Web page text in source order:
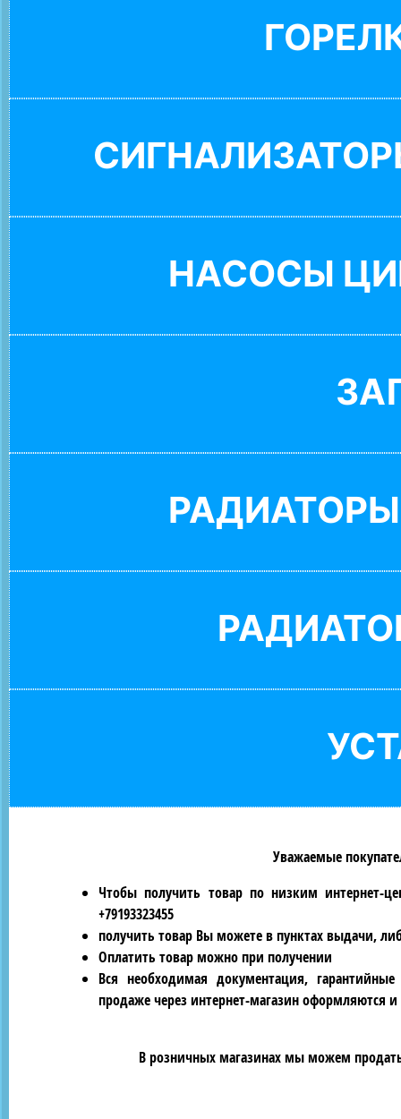
НАСОСЫ
Уважаемые
Чтобы получить товар по низким интернет-
+79193323455
получить товар Вы можете в пунктах выдачи,
Оплатить товар можно при получении
Вся необходимая документация,
продаже через интернет-магазин оформляются
В розничных магазинах мы можем